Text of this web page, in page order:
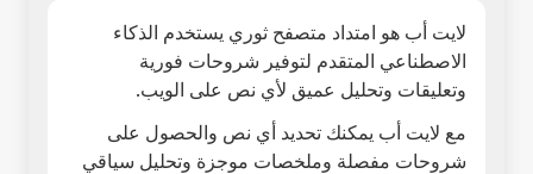
لايت أب هو امتداد متصفح ثوري يستخدم الذكاء
الاصطناعي المتقدم لتوفير شروحات فورية
وتعليقات وتحليل عميق لأي نص على الويب.
مع لايت أب يمكنك تحديد أي نص والحصول على
شروحات مفصلة وملخصات موجزة وتحليل سياقي